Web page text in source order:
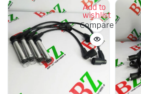
Add to
wishlist
Compare